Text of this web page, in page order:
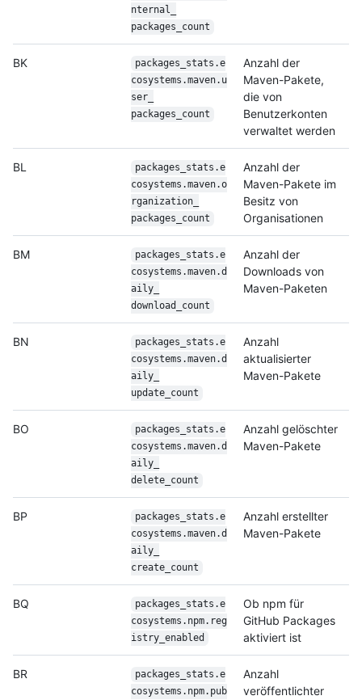
nternal_
packages_count
BK
packages_stats.e
cosystems.maven.u
ser_
packages_count
Anzahl der
Maven-Pakete,
die von
Benutzerkonten
verwaltet werden
BL
packages_stats.e
cosystems.maven.o
rganization_
packages_count
Anzahl der
Maven-Pakete im
Besitz von
Organisationen
BM
packages_stats.e
cosystems.maven.d
aily_
download_count
Anzahl der
Downloads von
Maven-Paketen
BN
packages_stats.e
cosystems.maven.d
aily_
update_count
Anzahl
aktualisierter
Maven-Pakete
BO
packages_stats.e
cosystems.maven.d
aily_
delete_count
Anzahl gelöschter
Maven-Pakete
BP
packages_stats.e
cosystems.maven.d
aily_
create_count
Anzahl erstellter
Maven-Pakete
BQ
packages_stats.e
cosystems.npm.reg
istry_ enabled
Ob npm für
GitHub Packages
aktiviert ist
BR
packages_stats.e
cosystems.npm.pub
Anzahl
veröffentlichter